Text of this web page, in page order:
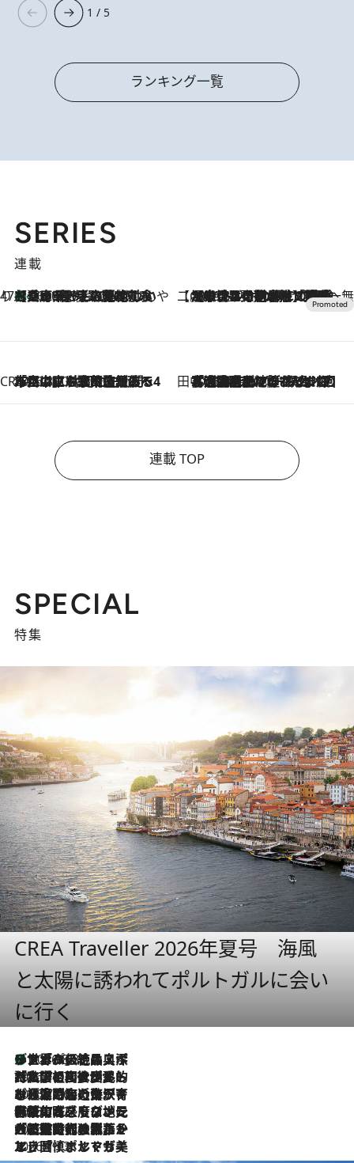
1 / 5
ランキング一覧
SERIES
連載
47都道府県の手みやげ ひんやりスイーツで夏を満喫
2026.8.8
【兵庫県】この夏絶対食べたい 冷やしておいしいおやつ3選 淡路島の恵みをジェラートに集約 【CREA×星野リゾート】唯一無二。癒しと発見が待つ場所へ
2026.8.7
【トンボの足水浴】ヒノキの香りに包まれて涼感マックス！約13℃の湧水かけ流しを避暑地「星野温泉 トンボの湯」で体験
CREA'S CHOICE
2026.8.7
「立川にも歌舞伎があるんだよ」 片岡仁左衛門・市川中車ら豪華座組みで4年目の立川立飛歌舞伎へ 田中稲の勝手に再ブーム
2026.8.7
「湘南乃風に憧れて」観客大盛上がりの“タオル回し”に、ラッパー顔負けの高速歌唱まで…さだまさし（74）のアグレッシブすぎる現在地
連載 TOP
SPECIAL
特集
CREA Traveller 2026年夏号 海風
と太陽に誘われてポルトガルに会い
に行く
2026.8.8
リスボンの絶品スイーツ「パステル・デ・ナタ」とは？ポルトガル伝統の奥深い世界へ
2026.7.27
「私の祖国はポルトガル語です」国民的詩人フェルナンド・ペソアと、彼が愛した文学の街を歩く
2026.7.26
ポルトガル近海が育む極上の海の幸。キリリと冷えた白ワインと愉しむ、シーフード専門店の贅沢
2026.7.22
伝統の味をモダンに昇華。高感度な地元客が集う、リスボンの最旬ガストロノミー
2026.7.21
大航海時代の栄華から、震災、独裁、そして革命へ。ポルトガル・首都リスボンの石畳に刻まれた「歴史の光と影」
2026.7.13
エッセイ・ヤマザキマリ「慎ましくも美しき国 ポルトガル」